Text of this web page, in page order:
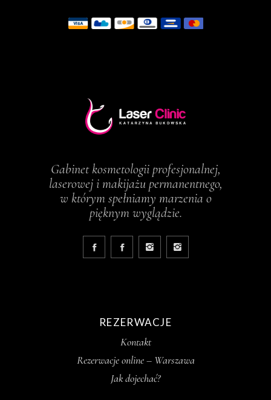
Gabinet kosmetologii profesjonalnej,
laserowej i makijażu permanentnego,
w którym spełniamy marzenia o
pięknym wyglądzie.
REZERWACJE
Kontakt
Rezerwacje online – Warszawa
Jak dojechać?